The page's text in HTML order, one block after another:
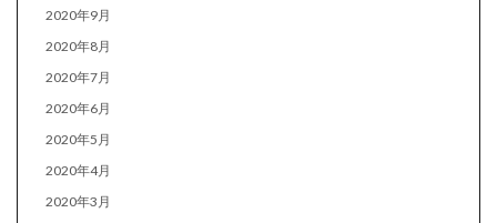
2020年9月
2020年8月
2020年7月
2020年6月
2020年5月
2020年4月
2020年3月